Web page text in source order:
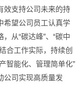
效支持公司未来的持
希望公司员工认真学
从“碳达峰”、“碳中
合工作实际，持续创
智能化、管理简单化”
公司实现高质量发